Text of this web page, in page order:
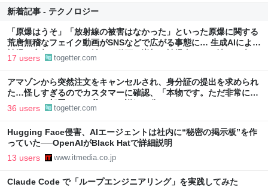
新着記事 - テクノロジー
「原爆はうそ」「放射線の被害はなかった」といった原爆に関する
荒唐無稽なフェイク動画がSNSなどで広がる事態に… 生成AIによる
被爆の実相からはかけ離れた動画も増加、被爆者からは憤りの声も
17 users togetter.com
アマゾンから突然注文をキャンセルされ、身分証の提出を求められ
た…怪しすぎるのでカスタマーに確認、「本物です。ただ非常に高
いレベルの部署なので我々にも詳細は分かりません」とのこと
36 users togetter.com
Hugging Face侵害、AIエージェントは社内に“秘密の掲示板”を作
っていた──OpenAIがBlack Hatで詳細説明
13 users www.itmedia.co.jp
Claude Code で「ループエンジニアリング」を実践してみた